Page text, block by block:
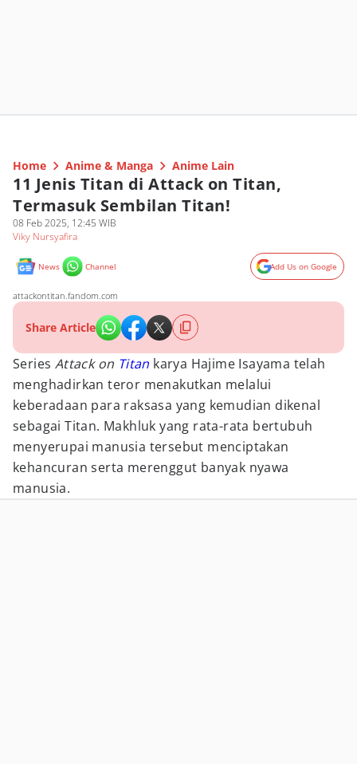
Home Anime & Manga Anime Lain
11 Jenis Titan di Attack on Titan,
Termasuk Sembilan Titan!
08 Feb 2025, 12:45 WIB
Viky Nursyafira
News Channel Add Us on Google
attackontitan.fandom.com
Share Article
Series Attack on Titan karya Hajime Isayama telah
menghadirkan teror menakutkan melalui
keberadaan para raksasa yang kemudian dikenal
sebagai Titan. Makhluk yang rata-rata bertubuh
menyerupai manusia tersebut menciptakan
kehancuran serta merenggut banyak nyawa
manusia.